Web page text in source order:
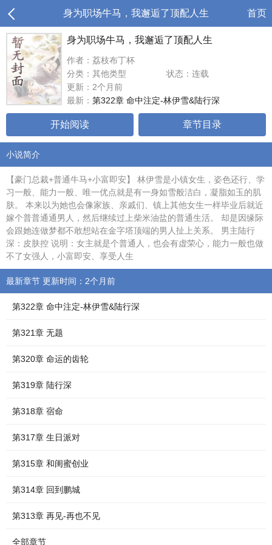
身为职场牛马，我邂逅了顶配人生 首页
身为职场牛马，我邂逅了顶配人生
作者：荔枝布丁杯
分类：其他类型
状态：连载
更新：2个月前
最新： 第322章 命中注定-林伊雪&陆行深
开始阅读 章节目录
小说简介
【豪门总裁+普通牛马+小富即安】 林伊雪是小镇女生，姿色还行、学
习一般、能力一般、唯一优点就是有一身如雪般洁白，凝脂如玉的肌
肤。 本来以为她也会像家族、亲戚们、镇上其他女生一样毕业后就近
嫁个普普通通男人，然后继续过上柴米油盐的普通生活。 却是因缘际
会跟她连做梦都不敢想站在金字塔顶端的男人扯上关系。 男主陆行
深：皮肤控 说明：女主就是个普通人，也会有虚荣心，能力一般也做
不了女强人，小富即安、享受人生
最新章节 更新时间：2个月前
第322章 命中注定-林伊雪&陆行深
第321章 无题
第320章 命运的齿轮
第319章 陆行深
第318章 宿命
第317章 生日派对
第315章 和闺蜜创业
第314章 回到鹏城
第313章 再见-再也不见
全部章节